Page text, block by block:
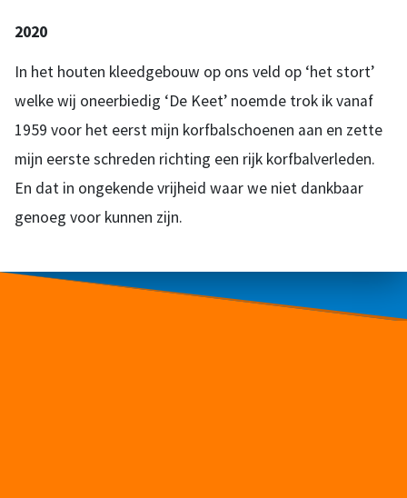
2020
In het houten kleedgebouw op ons veld op ‘het stort’
welke wij oneerbiedig ‘De Keet’ noemde trok ik vanaf
1959 voor het eerst mijn korfbalschoenen aan en zette
mijn eerste schreden richting een rijk korfbalverleden.
En dat in ongekende vrijheid waar we niet dankbaar
genoeg voor kunnen zijn.